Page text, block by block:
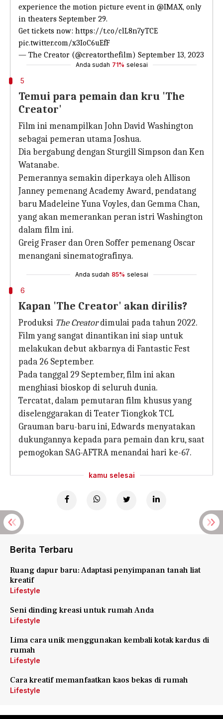
experience the motion picture event in @IMAX, only
in theaters September 29.
Get tickets now: https://t.co/clL8n7yTCE
pic.twitter.com/x3IoC6uEfF
— The Creator (@creatorthefilm) September 13, 2023
Anda sudah 71% selesai
5
Temui para pemain dan kru 'The
Creator'
Film ini menampilkan John David Washington
sebagai pemeran utama Joshua.
Dia bergabung dengan Sturgill Simpson dan Ken
Watanabe.
Pemerannya semakin diperkaya oleh Allison
Janney pemenang Academy Award, pendatang
baru Madeleine Yuna Voyles, dan Gemma Chan,
yang akan memerankan peran istri Washington
dalam film ini.
Greig Fraser dan Oren Soffer pemenang Oscar
menangani sinematografinya.
Anda sudah 85% selesai
6
Kapan 'The Creator' akan dirilis?
Produksi The Creatordimulai pada tahun 2022.
Film yang sangat dinantikan ini siap untuk
melakukan debut akbarnya di Fantastic Fest
pada 26 September.
Pada tanggal 29 September, film ini akan
menghiasi bioskop di seluruh dunia.
Tercatat, dalam pemutaran film khusus yang
diselenggarakan di Teater Tiongkok TCL
Grauman baru-baru ini, Edwards menyatakan
dukungannya kepada para pemain dan kru, saat
pemogokan SAG-AFTRA menandai hari ke-67.
kamu selesai
Berita Terbaru
Ruang dapur baru: Adaptasi penyimpanan tanah liat
kreatif
Lifestyle
Seni dinding kreasi untuk rumah Anda
Lifestyle
Lima cara unik menggunakan kembali kotak kardus di
rumah
Lifestyle
Cara kreatif memanfaatkan kaos bekas di rumah
Lifestyle